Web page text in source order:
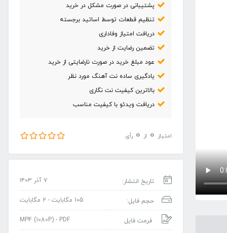
پشتیبانی در صورت مشکل در خرید
تنظیم قطعات توسط اساتید برجسته
دریافت امتیاز وفاداری
تضمین رضایت از خرید
عود مبلغ خرید در صورت نارضایتی از خرید
یادگیری ساده نت آهنگ مورد نظر
بالاترین کیفیت نت نگاری
دریافت ویدئو با کیفیت مناسب
امتیاز 0 از 0 رأی
تاریخ انتشار: ۷ آذر ۱۴۰۳
حجم فایل: 105 مگابایت - 2 مگابایت
فرمت فایل MP4 (1080P) - PDF